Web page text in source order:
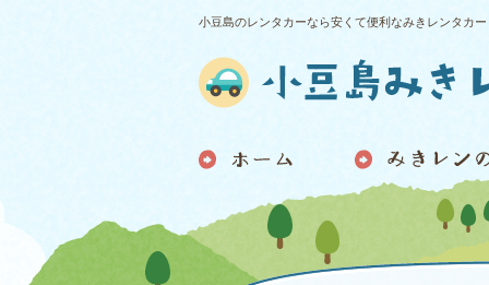
小豆島のレンタカーなら安くて便利なみきレンタカー